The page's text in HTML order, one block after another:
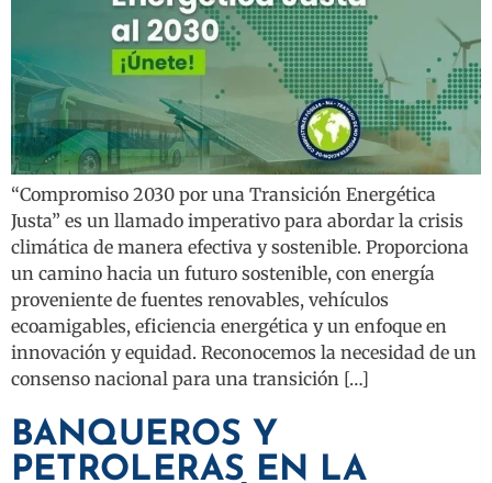
“Compromiso 2030 por una Transición Energética
Justa” es un llamado imperativo para abordar la crisis
climática de manera efectiva y sostenible. Proporciona
un camino hacia un futuro sostenible, con energía
proveniente de fuentes renovables, vehículos
ecoamigables, eficiencia energética y un enfoque en
innovación y equidad. Reconocemos la necesidad de un
consenso nacional para una transición […]
BANQUEROS Y
PETROLERAS EN LA